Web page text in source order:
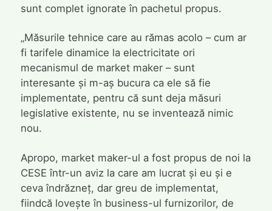
sunt complet ignorate în pachetul propus.
„Măsurile tehnice care au rămas acolo – cum ar
fi tarifele dinamice la electricitate ori
mecanismul de market maker – sunt
interesante și m-aș bucura ca ele să fie
implementate, pentru că sunt deja măsuri
legislative existente, nu se inventează nimic
nou.
Apropo, market maker-ul a fost propus de noi la
CESE într-un aviz la care am lucrat și eu și e
ceva îndrăzneț, dar greu de implementat,
fiindcă lovește în business-ul furnizorilor, de